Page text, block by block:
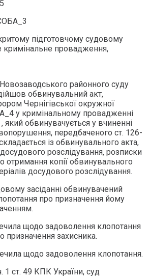
підготовчому судовому
кримінальне провадження,
районного суду
обвинувальний акт,
Чернігівської окружної
у кримінальному провадженні
обвинувачується у вчиненні
передбаченого ст. 126-
із обвинувального акта,
розслідування, розписки
отримання копії обвинувального
досудового розслідування.
засіданні обвинувачений
про призначення йому
щодо задоволення клопотання
призначення захисника.
щодо задоволення клопотання.
1 ст. 49 КПК України, суд